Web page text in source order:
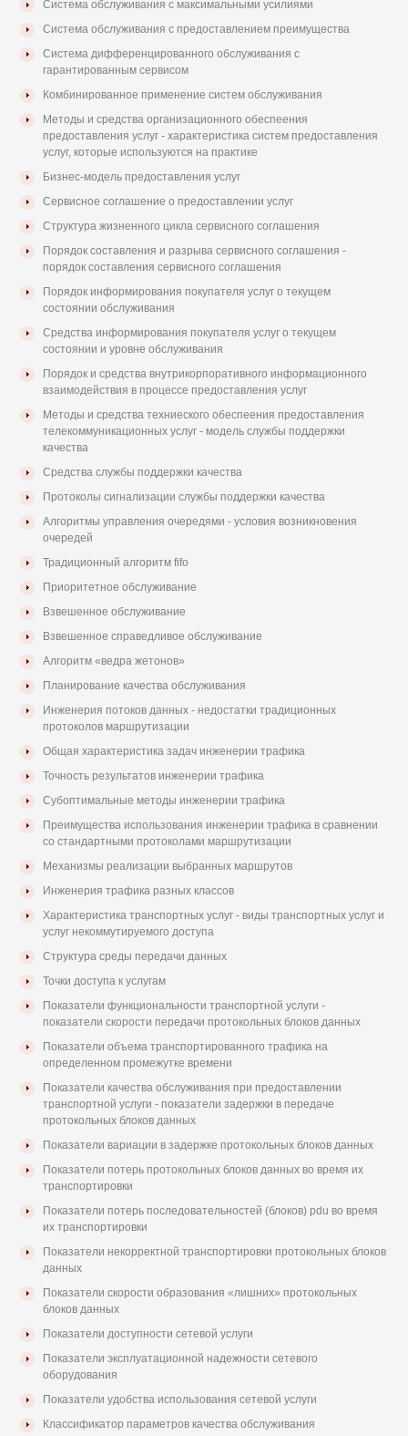
Система обслуживания с максимальными усилиями
Система обслуживания с предоставлением преимущества
Система дифференцированного обслуживания с
гарантированным сервисом
Комбинированное применение систем обслуживания
Методы и средства организационного обеспеения
предоставления услуг - характеристика систем предоставления
услуг, которые используются на практике
Бизнес-модель предоставления услуг
Сервисное соглашение о предоставлении услуг
Структура жизненного цикла сервисного соглашения
Порядок составления и разрыва сервисного соглашения -
порядок составления сервисного соглашения
Порядок информирования покупателя услуг о текущем
состоянии обслуживания
Средства информирования покупателя услуг о текущем
состоянии и уровне обслуживания
Порядок и средства внутрикорпоративного информационного
взаимодействия в процессе предоставления услуг
Методы и средства техниеского обеспеения предоставления
телекоммуникационных услуг - модель службы поддержки
качества
Средства службы поддержки качества
Протоколы сигнализации службы поддержки качества
Алгоритмы управления очередями - условия возникновения
очередей
Традиционный алгоритм fifo
Приоритетное обслуживание
Взвешенное обслуживание
Взвешенное справедливое обслуживание
Алгоритм «ведра жетонов»
Планирование качества обслуживания
Инженерия потоков данных - недостатки традиционных
протоколов маршрутизации
Общая характеристика задач инженерии трафика
Точность результатов инженерии трафика
Субоптимальные методы инженерии трафика
Преимущества использования инженерии трафика в сравнении
со стандартными протоколами маршрутизации
Механизмы реализации выбранных маршрутов
Инженерия трафика разных классов
Характеристика транспортных услуг - виды транспортных услуг и
услуг некоммутируемого доступа
Структура среды передачи данных
Точки доступа к услугам
Показатели функциональности транспортной услуги -
показатели скорости передачи протокольных блоков данных
Показатели объема транспортированного трафика на
определенном промежутке времени
Показатели качества обслуживания при предоставлении
транспортной услуги - показатели задержки в передаче
протокольных блоков данных
Показатели вариации в задержке протокольных блоков данных
Показатели потерь протокольных блоков данных во время их
транспортировки
Показатели потерь последовательностей (блоков) pdu во время
их транспортировки
Показатели некорректной транспортировки протокольных блоков
данных
Показатели скорости образования «лишних» протокольных
блоков данных
Показатели доступности сетевой услуги
Показатели эксплуатационной надежности сетевого
оборудования
Показатели удобства использования сетевой услуги
Классификатор параметров качества обслуживания